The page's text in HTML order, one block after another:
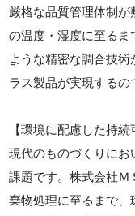
厳格な品質管理体制
の温度・湿度に至る
ような精密な調合技
ラス製品が実現するの
【環境に配慮した持
現代のものづくりにお
課題です。株式会社
棄物処理に至るまで、